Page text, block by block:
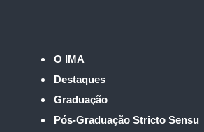
O IMA
Destaques
Graduação
Pós-Graduação Stricto Sensu